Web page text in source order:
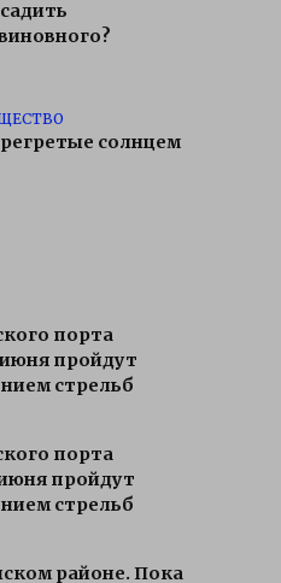
солнцем
порта
пройдут
стрельб
порта
пройдут
стрельб
районе. Пока